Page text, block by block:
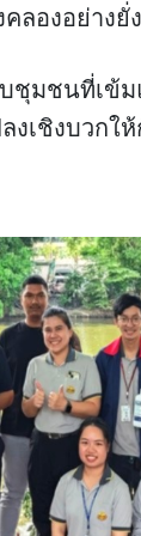
ลองอย่างยั่
ชุมชนที่เข้
เชิงบวกใ